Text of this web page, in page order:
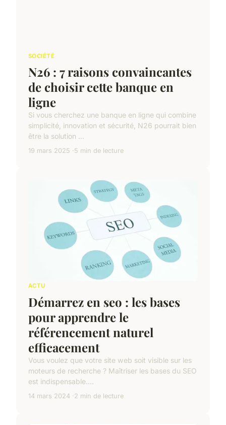
SOCIÉTÉ
N26 : 7 raisons convaincantes
de choisir cette banque en
ligne
Si vous cherchez une banque en ligne qui combine
simplicité, innovation et sécurité, N26 pourrait bien
être la solution ...
19 mars 2025 5 min de lecture
ACTU
Démarrez en seo : les bases
pour apprendre le
référencement naturel
efficacement
Vous voulez que votre site web soit visible sur les
moteurs de recherche ? Maîtriser les bases du SEO
est indispensable....
14 mars 2024 2 min de lecture